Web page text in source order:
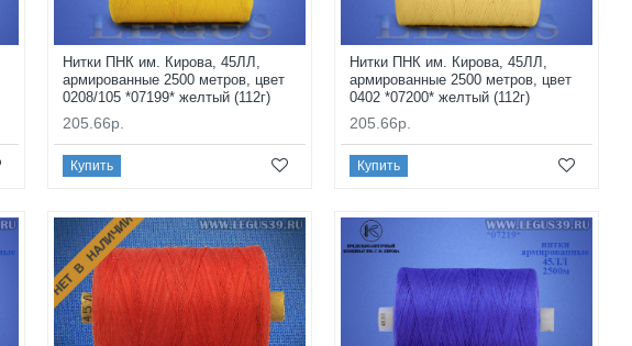
Нитки ПНК им. Кирова, 45ЛЛ,
армированные 2500 метров, цвет
0208/105 *07199* желтый (112г)
205.66р.
Купить
Нитки ПНК им. Кирова, 45ЛЛ,
армированные 2500 метров, цвет
0402 *07200* желтый (112г)
205.66р.
Купить
НЕТ В НАЛИЧИИ